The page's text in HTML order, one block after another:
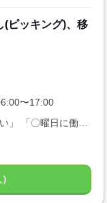
(ピッキング)、移
〜17:00